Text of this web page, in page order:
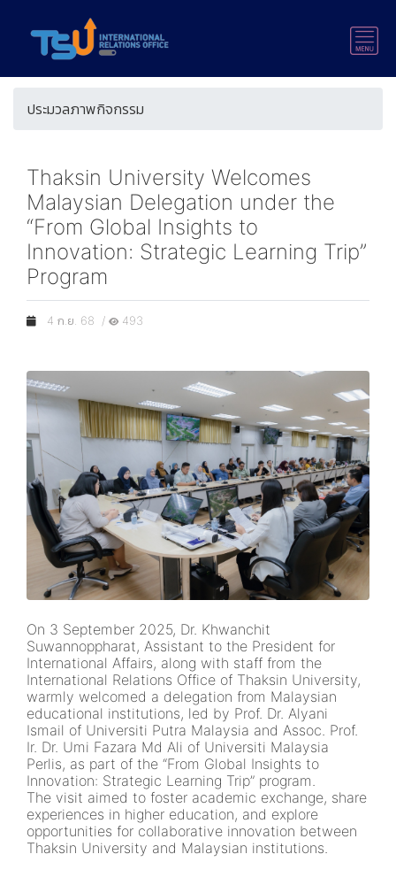
ประมวลภาพกิจกรรม
Thaksin University Welcomes
Malaysian Delegation under the
“From Global Insights to
Innovation: Strategic Learning Trip”
Program
4 ก.ย. 68 / 493
On 3 September 2025, Dr. Khwanchit
Suwannoppharat, Assistant to the President for
International Affairs, along with staff from the
International Relations Office of Thaksin University,
warmly welcomed a delegation from Malaysian
educational institutions, led by Prof. Dr. Alyani
Ismail of Universiti Putra Malaysia and Assoc. Prof.
Ir. Dr. Umi Fazara Md Ali of Universiti Malaysia
Perlis, as part of the “From Global Insights to
Innovation: Strategic Learning Trip” program.
The visit aimed to foster academic exchange, share
experiences in higher education, and explore
opportunities for collaborative innovation between
Thaksin University and Malaysian institutions.